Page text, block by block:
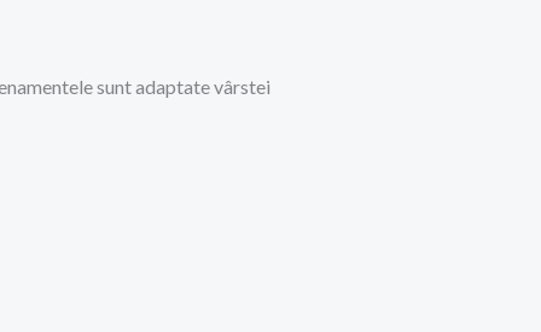
sunt adaptate vârstei